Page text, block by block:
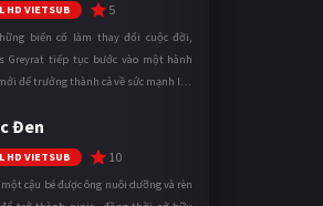
HD VIETSUB 5
biến cố làm thay đổi cuộc đời,
Greyrat tiếp tục bước vào một hành
để trưởng thành cả về sức mạnh lẫn
khắc nghiệt, anh ...
Đen
HD VIETSUB 10
cậu bé được ông nuôi dưỡng và rèn